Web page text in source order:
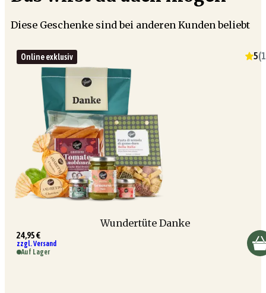
Diese Geschenke sind bei anderen Kunden beliebt
Online exklusiv 5(
Wundertüte Danke
24,95 €
zzgl. Versand
Auf Lager